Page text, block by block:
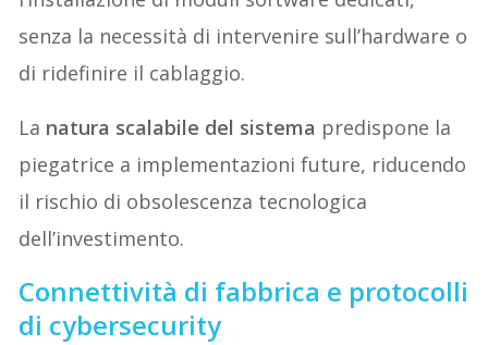
senza la necessità di intervenire sull’hardware o
di ridefinire il cablaggio.
La natura scalabile del sistema predispone la
piegatrice a implementazioni future, riducendo
il rischio di obsolescenza tecnologica
dell’investimento.
Connettività di fabbrica e protocolli
di cybersecurity